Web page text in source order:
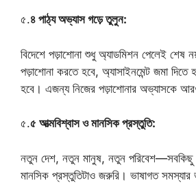
৫.৪ পাঠ্য অভ্যাস গড়ে তুলুন:
বিদেশে পড়াশোনা শুধু অ্যাডমিশন পেলেই শেষ
পড়াশোনা করতে হবে, অ্যাসাইনমেন্ট জমা
হবে। এজন্য নিজের পড়াশোনার অভ্যাসকে
৫.৫ আত্মবিশ্বাস ও মানসিক প্রস্তুতি:
নতুন দেশ, নতুন মানুষ, নতুন পরিবেশ—সবকিছু
মানসিক প্রস্তুতিটাও জরুরি। ভাষাগত সমস্যার